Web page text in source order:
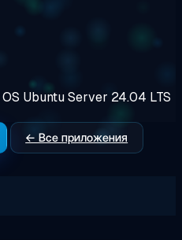
OS Ubuntu Server 24.04 LTS
← Все приложения